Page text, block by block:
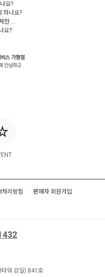
요?
하나요?
한 ...
요?
처리방침 판매자 회원가입
타워 감일) 841호